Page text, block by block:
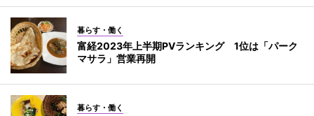
暮らす・働く
富経2023年上半期PVランキング 1位は「パーク
マサラ」営業再開
暮らす・働く